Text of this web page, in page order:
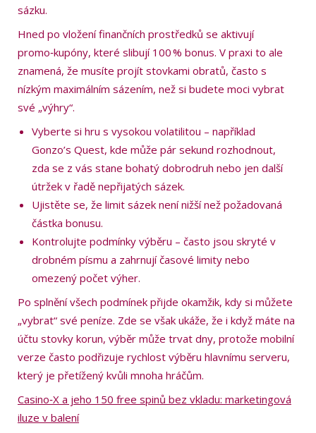
sázku.
Hned po vložení finančních prostředků se aktivují
promo‑kupóny, které slibují 100 % bonus. V praxi to ale
znamená, že musíte projít stovkami obratů, často s
nízkým maximálním sázením, než si budete moci vybrat
své „výhry“.
Vyberte si hru s vysokou volatilitou – například
Gonzo’s Quest, kde může pár sekund rozhodnout,
zda se z vás stane bohatý dobrodruh nebo jen další
útržek v řadě nepřijatých sázek.
Ujistěte se, že limit sázek není nižší než požadovaná
částka bonusu.
Kontrolujte podmínky výběru – často jsou skryté v
drobném písmu a zahrnují časové limity nebo
omezený počet výher.
Po splnění všech podmínek přijde okamžik, kdy si můžete
„vybrat“ své peníze. Zde se však ukáže, že i když máte na
účtu stovky korun, výběr může trvat dny, protože mobilní
verze často podřizuje rychlost výběru hlavnímu serveru,
který je přetížený kvůli mnoha hráčům.
Casino‑X a jeho 150 free spinů bez vkladu: marketingová
iluze v balení